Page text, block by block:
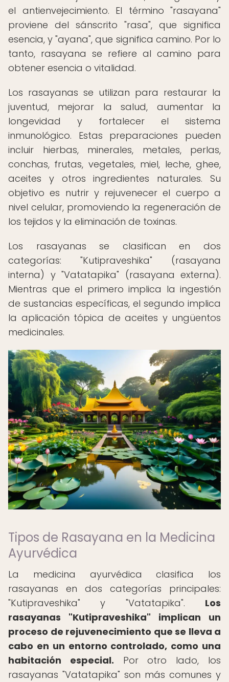
el antienvejecimiento. El término "rasayana"
proviene del sánscrito "rasa", que significa
esencia, y "ayana", que significa camino. Por lo
tanto, rasayana se refiere al camino para
obtener esencia o vitalidad.
Los rasayanas se utilizan para restaurar la
juventud, mejorar la salud, aumentar la
longevidad y fortalecer el sistema
inmunológico. Estas preparaciones pueden
incluir hierbas, minerales, metales, perlas,
conchas, frutas, vegetales, miel, leche, ghee,
aceites y otros ingredientes naturales. Su
objetivo es nutrir y rejuvenecer el cuerpo a
nivel celular, promoviendo la regeneración de
los tejidos y la eliminación de toxinas.
Los rasayanas se clasifican en dos
categorías: "Kutipraveshika" (rasayana
interna) y "Vatatapika" (rasayana externa).
Mientras que el primero implica la ingestión
de sustancias específicas, el segundo implica
la aplicación tópica de aceites y ungüentos
medicinales.
Tipos de Rasayana en la Medicina
Ayurvédica
La medicina ayurvédica clasifica los
rasayanas en dos categorías principales:
"Kutipraveshika" y "Vatatapika". Los
rasayanas "Kutipraveshika" implican un
proceso de rejuvenecimiento que se lleva a
cabo en un entorno controlado, como una
habitación especial. Por otro lado, los
rasayanas "Vatatapika" son más comunes y